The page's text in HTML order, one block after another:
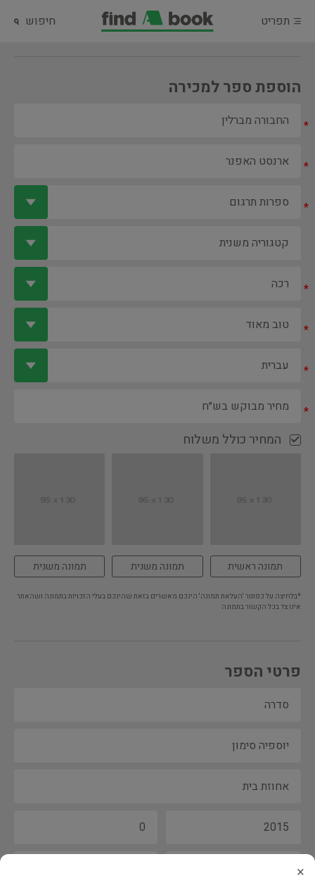
תפריט חיפוש
הוספת ספר למכירה
*
*
*
*
*
*
*
המחיר כולל משלוח
תמונה ראשית תמונה משנית תמונה משנית
*בלחיצה על כפתור 'העלאת תמונה' הינכם מאשרים בזאת שהינכם בעלי הזכויות בתמונה ושהאתר
אינו צד בכל הקשור בתמונה
פרטי הספר
×